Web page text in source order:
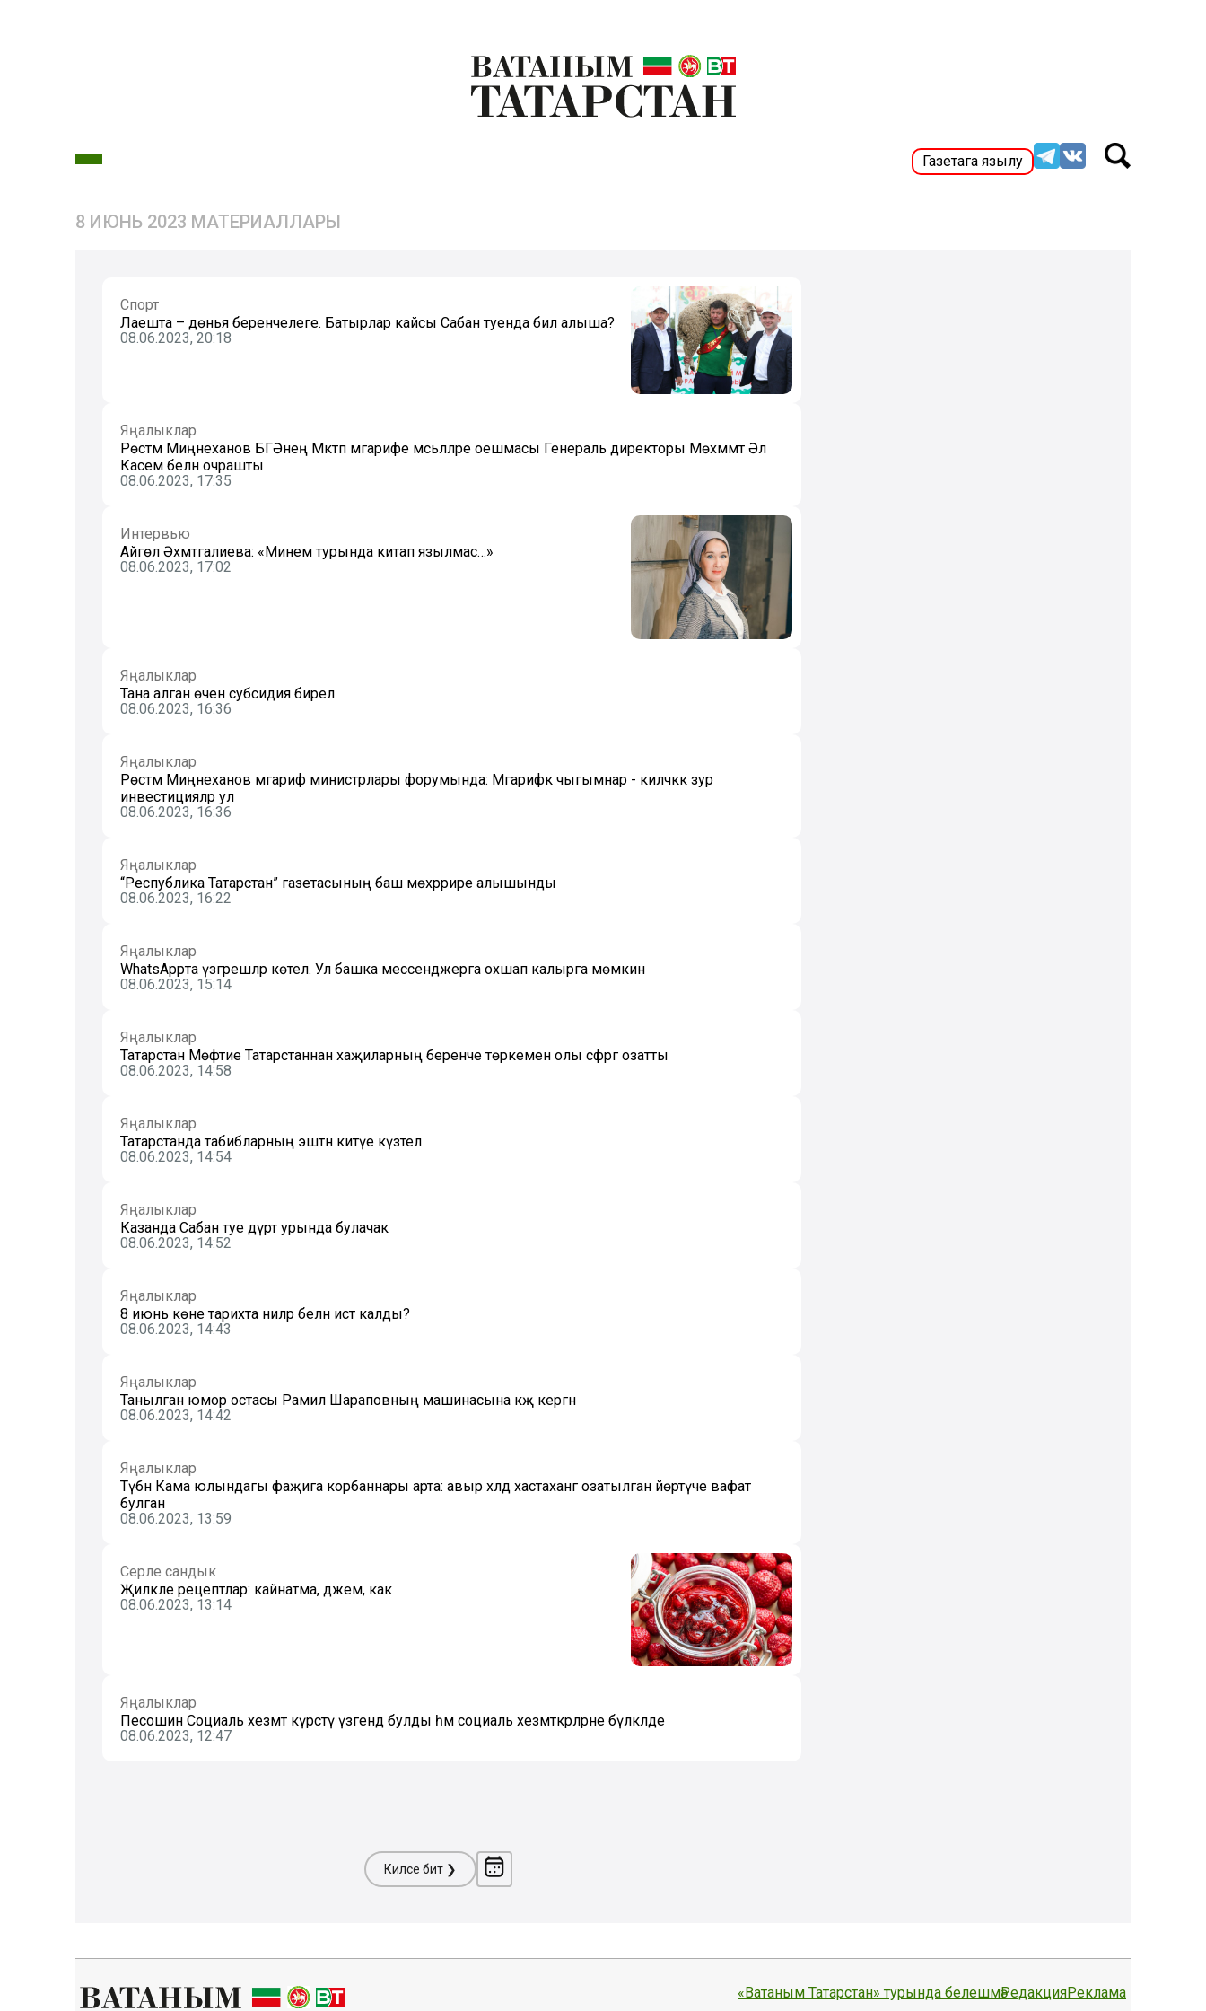
Газетага язылу
8 ИЮНЬ 2023 МАТЕРИАЛЛАРЫ
Спорт
Лаешта – дөнья беренчелеге. Батырлар кайсы Сабан туенда бил алыша?
08.06.2023, 20:18
Яңалыклар
Рөстәм Миңнеханов БГӘнең Мәктәп мәгарифе мәсьәләләре оешмасы Генераль директоры Мөхәммәт Әл
Касем белән очрашты
08.06.2023, 17:35
Интервью
Айгөл Әхмәтгалиева: «Минем турында китап язылмас…»
08.06.2023, 17:02
Яңалыклар
Тана алган өчен субсидия бирелә
08.06.2023, 16:36
Яңалыклар
Рөстәм Миңнеханов мәгариф министрлары форумында: Мәгарифкә чыгымнар - киләчәккә зур
инвестицияләр ул
08.06.2023, 16:36
Яңалыклар
“Республика Татарстан” газетасының баш мөхәррире алышынды
08.06.2023, 16:22
Яңалыклар
WhatsAppта үзгәрешләр көтелә. Ул башка мессенджерга охшап калырга мөмкин
08.06.2023, 15:14
Яңалыклар
Татарстан Мөфтие Татарстаннан хаҗиларның беренче төркемен олы сәфәргә озатты
08.06.2023, 14:58
Яңалыклар
Татарстанда табибларның эштән китүе күзәтелә
08.06.2023, 14:54
Яңалыклар
Казанда Сабан туе дүрт урында булачак
08.06.2023, 14:52
Яңалыклар
8 июнь көне тарихта ниләр белән истә калды?
08.06.2023, 14:43
Яңалыклар
Танылган юмор остасы Рамил Шараповның машинасына кәҗә кергән
08.06.2023, 14:42
Яңалыклар
Түбән Кама юлындагы фаҗига корбаннары арта: авыр хәлдә хастаханәгә озатылган йөртүче вафат
булган
08.06.2023, 13:59
Серле сандык
Җиләкле рецептлар: кайнатма, джем, как
08.06.2023, 13:14
Яңалыклар
Песошин Социаль хезмәт күрсәтү үзәгендә булды һәм социаль хезмәткәрләрне бүләкләде
08.06.2023, 12:47
Киләсе бит ❯
«Ватаным Татарстан» турында белешмәРедакцияРеклама